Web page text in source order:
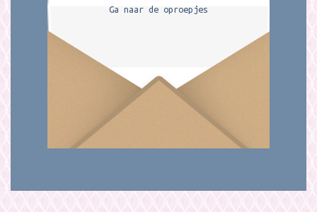
Ga naar de oproepjes